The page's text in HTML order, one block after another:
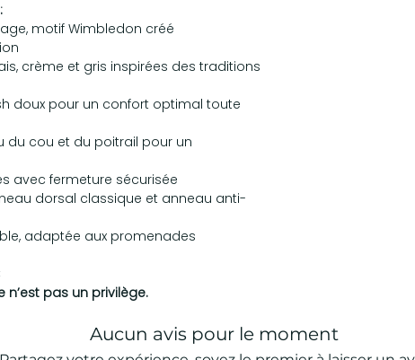
motif Wimbledon créé
crème et gris inspirées des traditions
doux pour un confort optimal toute
du cou et du poitrail pour un
avec fermeture sécurisée
dorsal classique et anneau anti-
adaptée aux promenades
n’est pas un privilège.
Aucun avis pour le moment